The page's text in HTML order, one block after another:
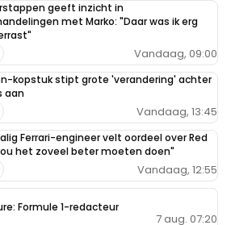
geeft inzicht in
met Marko: "Daar was ik erg
Vandaag, 09:00
kopstuk stipt grote 'verandering' achter
aan
Vandaag, 13:45
Ferrari-engineer velt oordeel over Red
het zoveel beter moeten doen"
Vandaag, 12:55
Formule 1-redacteur
7 aug. 07:20